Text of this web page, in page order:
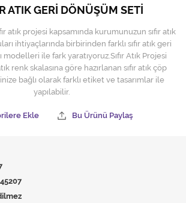
Arabası
ATIK GERİ DÖNÜŞÜM SETİ
atık projesi kapsamında kurumunuzun sıfır atık
ihtiyaçlarında birbirinden farklı sıfır atık geri
ile fark yaratıyoruz.Sıfır Atık Projesi
renk skalasına göre hazırlanan sıfır atık çöp
bağlı olarak farklı etiket ve tasarımlar ile
yapılabilir.
Ekle Bu Ürünü Paylaş